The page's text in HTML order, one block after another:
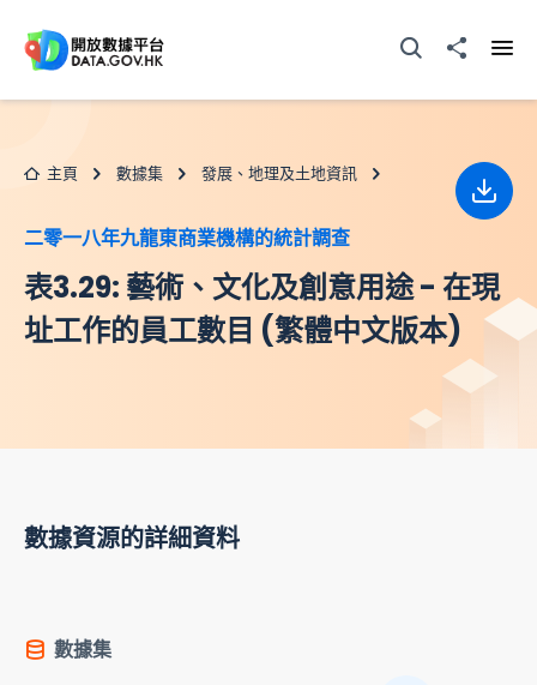
打開搜尋器分享至
主頁 數據集 發展、地理及土地資訊
二零一八年九龍東商業機構的統計調查
表3.29: 藝術、文化及創意用途 - 在現
址工作的員工數目 (繁體中文版本)
下載
數據資源的詳細資料
數據集